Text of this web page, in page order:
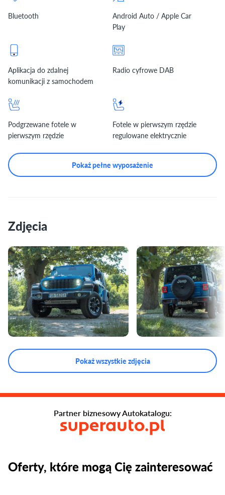
Bluetooth
Android Auto / Apple Car
Play
Aplikacja do zdalnej
komunikacji z samochodem
Radio cyfrowe DAB
Podgrzewane fotele w
pierwszym rzędzie
Fotele w pierwszym rzędzie
regulowane elektrycznie
Pokaż pełne wyposażenie
Zdjęcia
Pokaż wszystkie zdjęcia
Oferty, które mogą Cię zainteresować
Partner biznesowy Autokatalogu: